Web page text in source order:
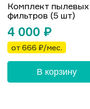
Комплект пылевых
фильтров (5 шт)
4 000 ₽
от 666 ₽/мес.
В корзину